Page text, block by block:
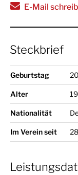
E-Mail
Steckbrief
Geburtstag
Alter 19
Nationalität
Im Verein seit